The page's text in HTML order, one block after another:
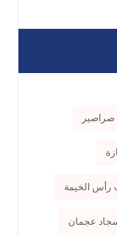
صراصير
رأس الخيمة
عجمان